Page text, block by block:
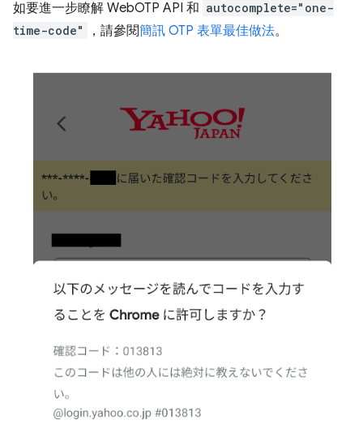
如要進一步瞭解 WebOTP API 和 autocomplete="one-
time-code"
，請參閱簡訊 OTP 表單最佳做法。